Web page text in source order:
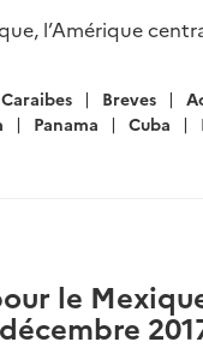
l’Amérique
Caraibes Breves
Panama Cuba
le